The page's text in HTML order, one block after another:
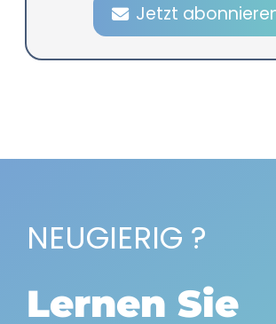
Jetzt
NEUGIERIG ?
Lernen Sie